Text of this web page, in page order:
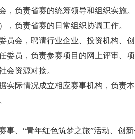
，负责省赛的统筹领导和组织实施
，负责省赛的日常组织协调工作。
员会，聘请行业企业、投资机构、
委员，负责参赛项目的网上评审、
会资源对接。
实际情况成立相应赛事机构，负责
事、“青年红色筑梦之旅”活动、创